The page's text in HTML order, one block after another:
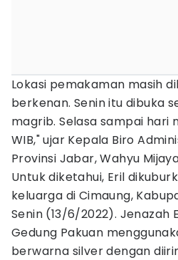
Lokasi pemakaman masih
berkenan. Senin itu dibuka
magrib. Selasa sampai hari
WIB," ujar Kepala Biro
Provinsi Jabar, Wahyu
Untuk diketahui, Eril
keluarga di Cimaung,
Senin (13/6/2022). Jenazah
Gedung Pakuan
berwarna silver dengan